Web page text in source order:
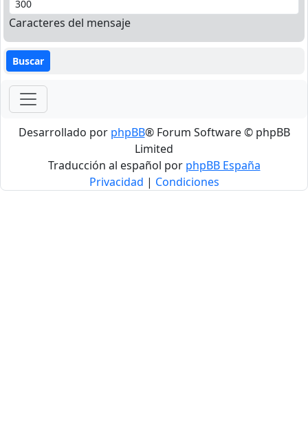
Caracteres del mensaje
Desarrollado por phpBB® Forum Software © phpBB
Limited
Traducción al español por phpBB España
Privacidad | Condiciones